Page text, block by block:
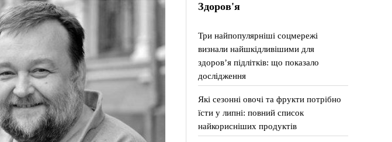
Здоров'я
Три найпопулярніші соцмережі
визнали найшкідливішими для
здоров’я підлітків: що показало
дослідження
Які сезонні овочі та фрукти потрібно
їсти у липні: повний список
найкорисніших продуктів